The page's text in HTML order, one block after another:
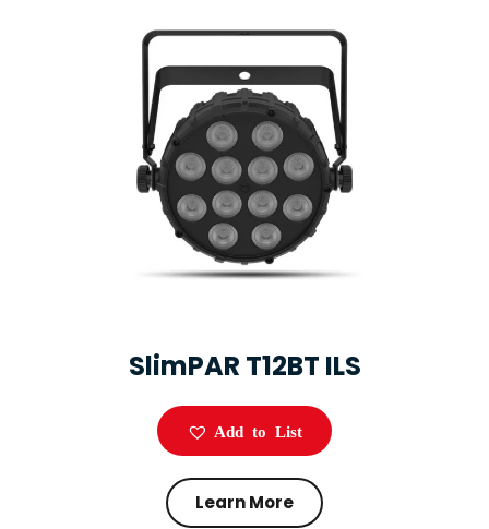
SlimPAR T12BT ILS
Add to List
Learn More